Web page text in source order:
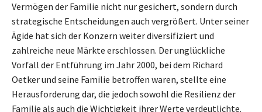
Vermögen der Familie nicht nur gesichert, sondern durch
strategische Entscheidungen auch vergrößert. Unter seiner
Ägide hat sich der Konzern weiter diversifiziert und
zahlreiche neue Märkte erschlossen. Der unglückliche
Vorfall der Entführung im Jahr 2000, bei dem Richard
Oetker und seine Familie betroffen waren, stellte eine
Herausforderung dar, die jedoch sowohl die Resilienz der
Familie als auch die Wichtigkeit ihrer Werte verdeutlichte.